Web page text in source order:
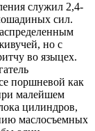
служил 2,4-
сил.
но с
во языцех.
поршневой как
малейшем
цилиндров,
маслосъемных